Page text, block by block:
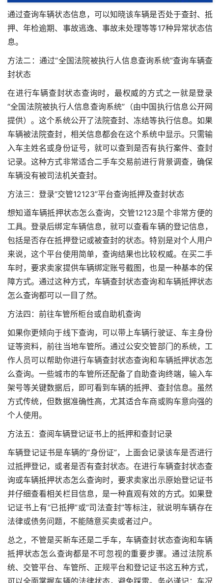
通过查询车辆状态信息，可以知晓该车辆是否处于查封、抵
押、年检逾期、事故逃逸、事故未处理等等17种异常状态信
息。
方法二：通过“全国法院被执行人信息查询系统”查询车辆查
封状态
在进行车辆查封状态查询时，最权威的方式之一就是登录
“全国法院被执行人信息查询系统”（由中国执行信息公开网
提供）。这个系统公开了法院查封、冻结等执行信息。如果
车辆被法院查封，相关信息都会在这个系统中显示。只需输
入车主姓名或身份证号，就可以查到是否有执行案件、查封
记录。这种方式非常适合二手车交易前进行背景调查，确保
车辆没有被司法机关查封。
方法三：登录“交管12123”平台查询抵押及查封状态
想知道车辆抵押状态怎么查询，交管12123是个非常方便的
工具。登录后绑定车辆信息，就可以查看车辆的登记信息，
包括是否存在抵押登记或被查封的状态。特别是对个人用户
来说，这个平台使用简单，查询结果也比较权威。在买二手
车时，要求卖家提供车辆绑定账号截图，也是一种基本的保
障方式。通过这种方式，车辆查封状态查询和车辆抵押状态
怎么查询都可以一目了然。
方法四：前往车管所柜台或自助机查询
如果你更倾向于线下查询，可以带上车辆行驶证、车主身份
证等资料，前往当地车管所。通过公安交管部门的系统，工
作人员可以帮助你进行车辆查封状态查询和车辆抵押状态怎
么查询。一些城市的车管所还配备了自助查询终端，输入车
架号等关键数据后，即可看到车辆的抵押、查封信息。虽然
方式传统，但数据准确性高，尤其适合车商或购车意向强的
个人使用。
方法五：查阅车辆登记证书上的抵押和查封记录
车辆登记证书是车辆的“身份证”，上面会记录该车是否进行
过抵押登记，或者是否有查封状态。在进行车辆查封状态查
询或车辆抵押状态怎么查询时，要求卖家出示原始登记证书
并仔细查看相关栏目信息，是一种直观有效的方式。如果登
记证书上有“已抵押”或“司法查封”等标注，就说明车辆存在
法律或债务问题，不能随意买卖或者过户。
总之，不管是买新车还是二手车，车辆查封状态查询和车辆
抵押状态怎么查询都是不可忽视的重要步骤。通过法院系
统、交管平台、车管所、正规平台和登记证书这五种方式，
可以全面掌握车辆的法律状态，避免踩雷。务必谨记：车况